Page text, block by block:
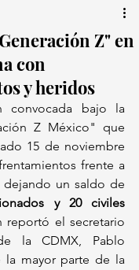
Z" en
con
y heridos
convocada bajo la
Z México" que
15 de noviembre
frente a
y 20 civiles
reportó el secretario
la CDMX, Pablo
la mayor parte de la